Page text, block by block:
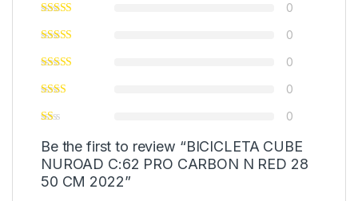
0
0
0
0
0
Be the first to review “BICICLETA CUBE
NUROAD C:62 PRO CARBON N RED 28
50 CM 2022”